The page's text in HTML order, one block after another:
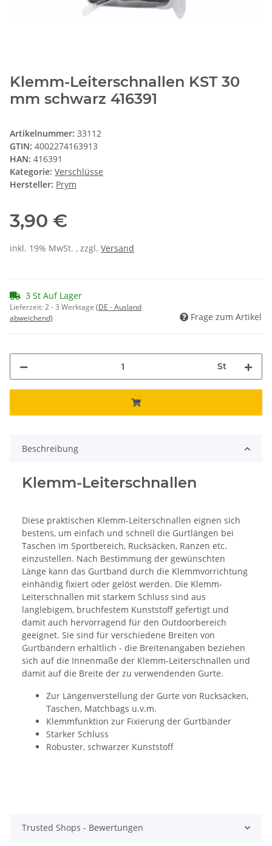
Klemm-Leiterschnallen KST 30
mm schwarz 416391
Artikelnummer: 33112
GTIN: 4002274163913
HAN: 416391
Kategorie: Verschlüsse
Hersteller: Prym
3,90 €
inkl. 19% MwSt. , zzgl. Versand
3 St Auf Lager
Lieferzeit:2 - 3 Werktage (DE - Ausland
abweichend)
Frage zum Artikel
St
Beschreibung
Klemm-Leiterschnallen
Diese praktischen Klemm-Leiterschnallen eignen sich
bestens, um einfach und schnell die Gurtlängen bei
Taschen im Sportbereich, Rucksäcken, Ranzen etc.
einzustellen. Nach Bestimmung der gewünschten
Länge kann das Gurtband durch die Klemmvorrichtung
einhändig fixiert oder gelöst werden. Die Klemm-
Leiterschnallen mit starkem Schluss sind aus
langlebigem, bruchfestem Kunststoff gefertigt und
damit auch hervorragend für den Outdoorbereich
geeignet. Sie sind für verschiedene Breiten von
Gurtbändern erhältlich - die Breitenangaben beziehen
sich auf die Innenmaße der Klemm-Leiterschnallen und
damit auf die Breite der zu verwendenden Gurte.
Zur Längenverstellung der Gurte von Rucksäcken,
Taschen, Matchbags u.v.m.
Klemmfunktion zur Fixierung der Gurtbänder
Starker Schluss
Robuster, schwarzer Kunststoff
Trusted Shops - Bewertungen